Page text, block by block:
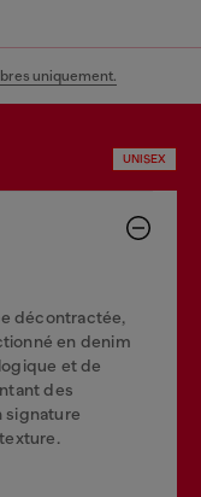
uniquement.
UNISEX
décontractée,
en denim
et de
des
signature